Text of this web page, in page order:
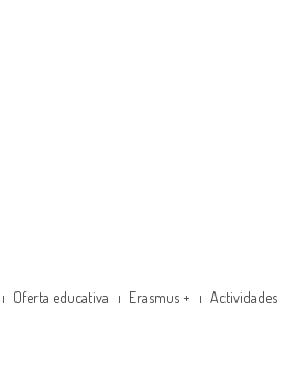
Oferta educativa Erasmus + Actividades